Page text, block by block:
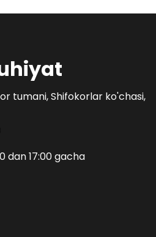
tumani, Shifokorlar ko'chasi,
dan 17:00 gacha